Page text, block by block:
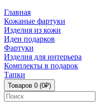
Главная
Кожаные фартуки
Изделия из кожи
Идеи подарков
Фартуки
Изделия для интерьера
Комплекты в подарок
Тапки
Товаров 0 (0₽)